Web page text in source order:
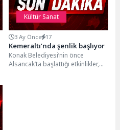
Kültür Sanat
3 Ay Önce 17
Kemeraltı’nda şenlik başlıyor
Konak Belediyesi’nin önce
Alsancak’ta başlattığı etkinlikler,